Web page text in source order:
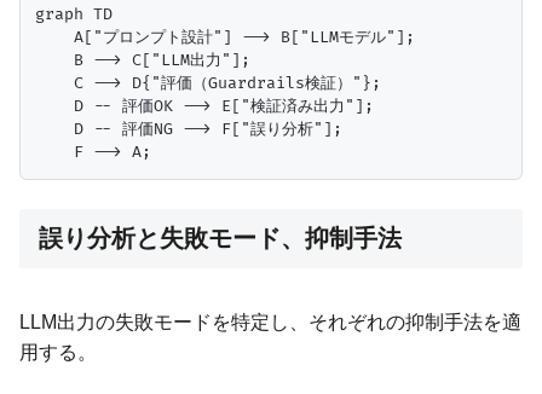
graph TD
    A["プロンプト設計"] --> B["LLMモデル"];
    B --> C["LLM出力"];
    C --> D{"評価（Guardrails検証）"};
    D -- 評価OK --> E["検証済み出力"];
    D -- 評価NG --> F["誤り分析"];
誤り分析と失敗モード、抑制手法
LLM出力の失敗モードを特定し、それぞれの抑制手法を適
用する。